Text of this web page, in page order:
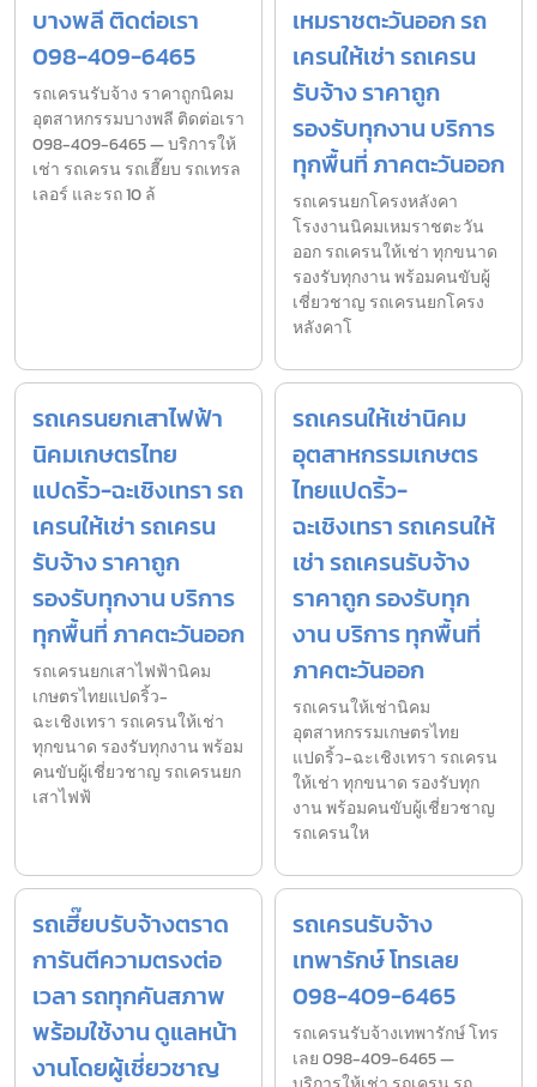
บางพลี ติดต่อเรา
098-409-6465
รถเครนรับจ้าง ราคาถูกนิคม
อุตสาหกรรมบางพลี ติดต่อเรา
098-409-6465 — บริการให้
เช่า รถเครน รถเฮี๊ยบ รถเทรล
เลอร์ และรถ 10 ล้
เหมราชตะวันออก รถ
เครนให้เช่า รถเครน
รับจ้าง ราคาถูก
รองรับทุกงาน บริการ
ทุกพื้นที่ ภาคตะวันออก
รถเครนยกโครงหลังคา
โรงงานนิคมเหมราชตะวัน
ออก รถเครนให้เช่า ทุกขนาด
รองรับทุกงาน พร้อมคนขับผู้
เชี่ยวชาญ รถเครนยกโครง
หลังคาโ
รถเครนยกเสาไฟฟ้า
นิคมเกษตรไทย
แปดริ้ว-ฉะเชิงเทรา รถ
เครนให้เช่า รถเครน
รับจ้าง ราคาถูก
รองรับทุกงาน บริการ
ทุกพื้นที่ ภาคตะวันออก
รถเครนยกเสาไฟฟ้านิคม
เกษตรไทยแปดริ้ว-
ฉะเชิงเทรา รถเครนให้เช่า
ทุกขนาด รองรับทุกงาน พร้อม
คนขับผู้เชี่ยวชาญ รถเครนยก
เสาไฟฟ้
รถเครนให้เช่านิคม
อุตสาหกรรมเกษตร
ไทยแปดริ้ว-
ฉะเชิงเทรา รถเครนให้
เช่า รถเครนรับจ้าง
ราคาถูก รองรับทุก
งาน บริการ ทุกพื้นที่
ภาคตะวันออก
รถเครนให้เช่านิคม
อุตสาหกรรมเกษตรไทย
แปดริ้ว-ฉะเชิงเทรา รถเครน
ให้เช่า ทุกขนาด รองรับทุก
งาน พร้อมคนขับผู้เชี่ยวชาญ
รถเครนให
รถเฮี๊ยบรับจ้างตราด
การันตีความตรงต่อ
เวลา รถทุกคันสภาพ
พร้อมใช้งาน ดูแลหน้า
งานโดยผู้เชี่ยวชาญ
รถเครนรับจ้าง
เทพารักษ์ โทรเลย
098-409-6465
รถเครนรับจ้างเทพารักษ์ โทร
เลย 098-409-6465 —